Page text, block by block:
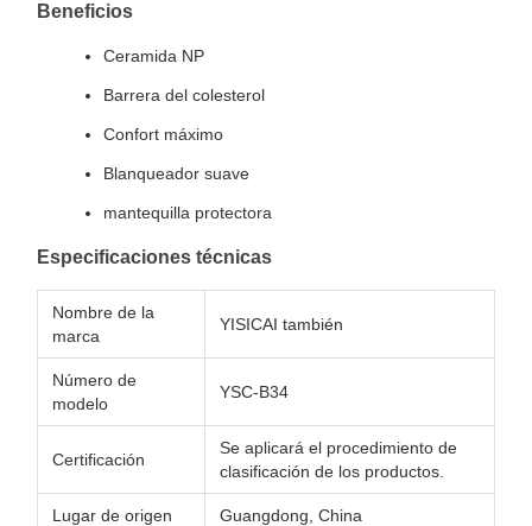
Beneficios
Ceramida NP
Barrera del colesterol
Confort máximo
Blanqueador suave
mantequilla protectora
Especificaciones técnicas
Nombre de la
marca
YISICAI también
Número de
modelo
YSC-B34
Certificación
Se aplicará el procedimiento de
clasificación de los productos.
Lugar de origen Guangdong, China